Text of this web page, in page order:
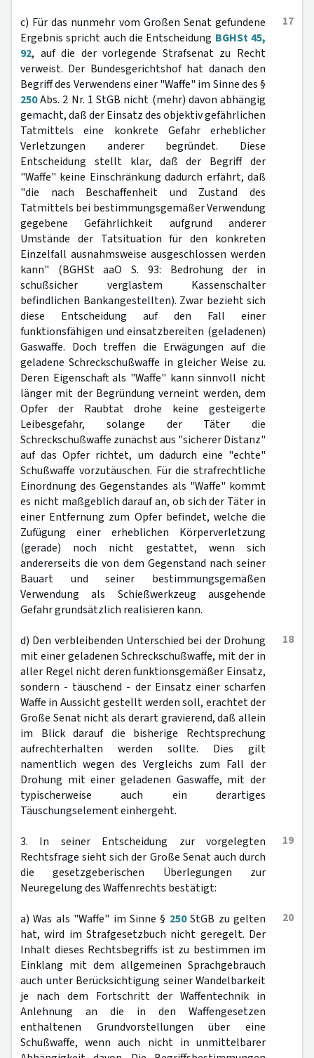
17
c) Für das nunmehr vom Großen Senat gefundene
Ergebnis spricht auch die Entscheidung BGHSt 45,
92, auf die der vorlegende Strafsenat zu Recht
verweist. Der Bundesgerichtshof hat danach den
Begriff des Verwendens einer "Waffe" im Sinne des §
250Abs. 2 Nr. 1 StGB nicht (mehr) davon abhängig
gemacht, daß der Einsatz des objektiv gefährlichen
Tatmittels eine konkrete Gefahr erheblicher
Verletzungen anderer begründet. Diese
Entscheidung stellt klar, daß der Begriff der
"Waffe" keine Einschränkung dadurch erfährt, daß
"die nach Beschaffenheit und Zustand des
Tatmittels bei bestimmungsgemäßer Verwendung
gegebene Gefährlichkeit aufgrund anderer
Umstände der Tatsituation für den konkreten
Einzelfall ausnahmsweise ausgeschlossen werden
kann" (BGHSt aaO S. 93: Bedrohung der in
schußsicher verglastem Kassenschalter
befindlichen Bankangestellten). Zwar bezieht sich
diese Entscheidung auf den Fall einer
funktionsfähigen und einsatzbereiten (geladenen)
Gaswaffe. Doch treffen die Erwägungen auf die
geladene Schreckschußwaffe in gleicher Weise zu.
Deren Eigenschaft als "Waffe" kann sinnvoll nicht
länger mit der Begründung verneint werden, dem
Opfer der Raubtat drohe keine gesteigerte
Leibesgefahr, solange der Täter die
Schreckschußwaffe zunächst aus "sicherer Distanz"
auf das Opfer richtet, um dadurch eine "echte"
Schußwaffe vorzutäuschen. Für die strafrechtliche
Einordnung des Gegenstandes als "Waffe" kommt
es nicht maßgeblich darauf an, ob sich der Täter in
einer Entfernung zum Opfer befindet, welche die
Zufügung einer erheblichen Körperverletzung
(gerade) noch nicht gestattet, wenn sich
andererseits die von dem Gegenstand nach seiner
Bauart und seiner bestimmungsgemäßen
Verwendung als Schießwerkzeug ausgehende
Gefahr grundsätzlich realisieren kann.
18
d) Den verbleibenden Unterschied bei der Drohung
mit einer geladenen Schreckschußwaffe, mit der in
aller Regel nicht deren funktionsgemäßer Einsatz,
sondern - täuschend - der Einsatz einer scharfen
Waffe in Aussicht gestellt werden soll, erachtet der
Große Senat nicht als derart gravierend, daß allein
im Blick darauf die bisherige Rechtsprechung
aufrechterhalten werden sollte. Dies gilt
namentlich wegen des Vergleichs zum Fall der
Drohung mit einer geladenen Gaswaffe, mit der
typischerweise auch ein derartiges
Täuschungselement einhergeht.
19
3. In seiner Entscheidung zur vorgelegten
Rechtsfrage sieht sich der Große Senat auch durch
die gesetzgeberischen Überlegungen zur
Neuregelung des Waffenrechts bestätigt:
20
a) Was als "Waffe" im Sinne § 250StGB zu gelten
hat, wird im Strafgesetzbuch nicht geregelt. Der
Inhalt dieses Rechtsbegriffs ist zu bestimmen im
Einklang mit dem allgemeinen Sprachgebrauch
auch unter Berücksichtigung seiner Wandelbarkeit
je nach dem Fortschritt der Waffentechnik in
Anlehnung an die in den Waffengesetzen
enthaltenen Grundvorstellungen über eine
Schußwaffe, wenn auch nicht in unmittelbarer